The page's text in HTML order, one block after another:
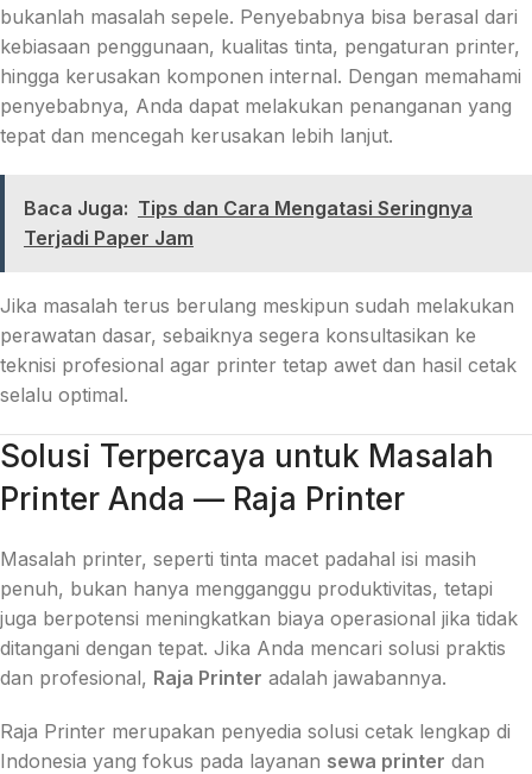
bukanlah masalah sepele. Penyebabnya bisa berasal dari
kebiasaan penggunaan, kualitas tinta, pengaturan printer,
hingga kerusakan komponen internal. Dengan memahami
penyebabnya, Anda dapat melakukan penanganan yang
tepat dan mencegah kerusakan lebih lanjut.
Baca Juga: Tips dan Cara Mengatasi Seringnya
Terjadi Paper Jam
Jika masalah terus berulang meskipun sudah melakukan
perawatan dasar, sebaiknya segera konsultasikan ke
teknisi profesional agar printer tetap awet dan hasil cetak
selalu optimal.
Solusi Terpercaya untuk Masalah
Printer Anda — Raja Printer
Masalah printer, seperti tinta macet padahal isi masih
penuh, bukan hanya mengganggu produktivitas, tetapi
juga berpotensi meningkatkan biaya operasional jika tidak
ditangani dengan tepat. Jika Anda mencari solusi praktis
dan profesional, Raja Printer adalah jawabannya.
Raja Printer merupakan penyedia solusi cetak lengkap di
Indonesia yang fokus pada layanan sewa printer dan